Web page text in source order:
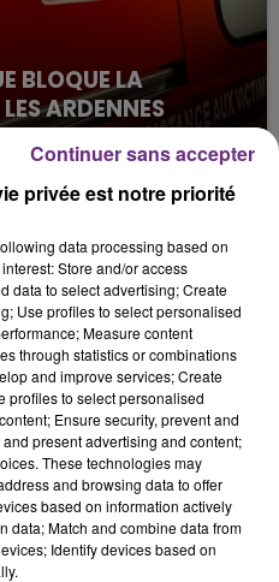
BLOQUE LA
ARDENNES
END
grand jour :
sanglier du monde.
et vous êtes tous
privée est notre priorité
data processing based on
Store and/or access
data to select advertising; Create
Use profiles to select personalised
Measure content
through statistics or combinations
and improve services; Create
profiles to select personalised
Ensure security, prevent and
present advertising and content;
These technologies may
and browsing data to offer
based on information actively
data; Match and combine data from
Identify devices based on
Continuer sans accepter